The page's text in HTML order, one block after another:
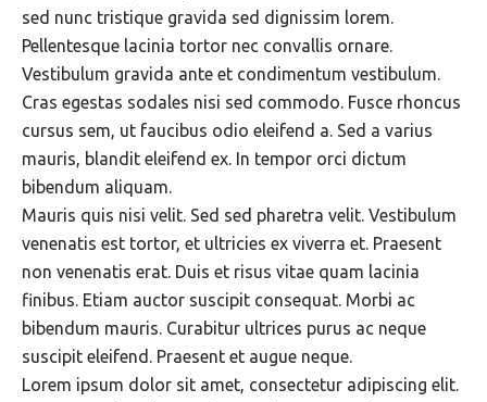
sed nunc tristique gravida sed dignissim lorem.
Pellentesque lacinia tortor nec convallis ornare.
Vestibulum gravida ante et condimentum vestibulum.
Cras egestas sodales nisi sed commodo. Fusce rhoncus
cursus sem, ut faucibus odio eleifend a. Sed a varius
mauris, blandit eleifend ex. In tempor orci dictum
bibendum aliquam.
Mauris quis nisi velit. Sed sed pharetra velit. Vestibulum
venenatis est tortor, et ultricies ex viverra et. Praesent
non venenatis erat. Duis et risus vitae quam lacinia
finibus. Etiam auctor suscipit consequat. Morbi ac
bibendum mauris. Curabitur ultrices purus ac neque
suscipit eleifend. Praesent et augue neque.
Lorem ipsum dolor sit amet, consectetur adipiscing elit.